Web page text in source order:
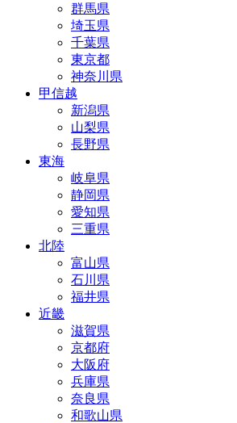
群馬県
埼玉県
千葉県
東京都
神奈川県
甲信越
新潟県
山梨県
長野県
東海
岐阜県
静岡県
愛知県
三重県
北陸
富山県
石川県
福井県
近畿
滋賀県
京都府
大阪府
兵庫県
奈良県
和歌山県